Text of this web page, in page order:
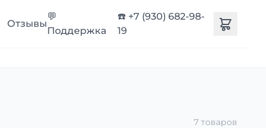
Отзывы
💬
Поддержка
☎️ +7 (930) 682-98-
19
7 товаров